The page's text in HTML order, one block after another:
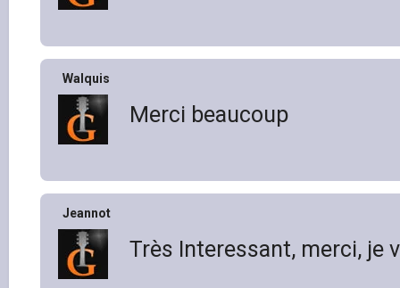
Walquis
Merci beaucoup
Jeannot
Très Interessant, merci, je